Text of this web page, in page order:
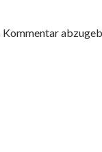
Kommentar